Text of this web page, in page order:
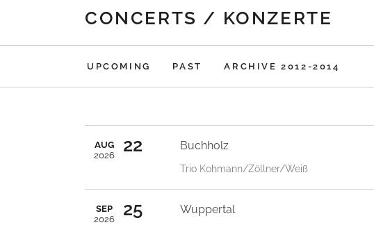
CONCERTS / KONZERTE
UPCOMING PAST ARCHIVE 2012-2014
Buchholz
AUG
2026
22
Trio Kohmann/Zöllner/Weiß
Wuppertal
SEP
2026
25